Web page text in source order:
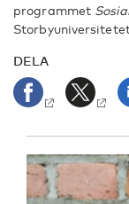
programmet
DELA